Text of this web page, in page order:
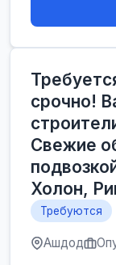
срочно!
Свежие
Холон,
Требуются
Ашдод